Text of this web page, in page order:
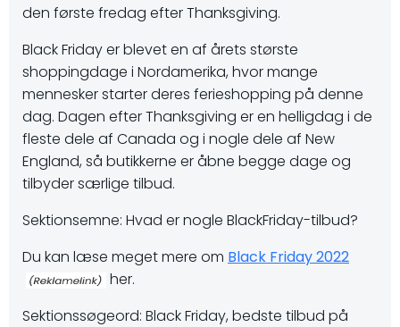
den første fredag efter Thanksgiving.
Black Friday er blevet en af årets største
shoppingdage i Nordamerika, hvor mange
mennesker starter deres ferieshopping på denne
dag. Dagen efter Thanksgiving er en helligdag i de
fleste dele af Canada og i nogle dele af New
England, så butikkerne er åbne begge dage og
tilbyder særlige tilbud.
Sektionsemne: Hvad er nogle BlackFriday-tilbud?
Du kan læse meget mere om Black Friday 2022
her.
Sektionssøgeord: Black Friday, bedste tilbud på